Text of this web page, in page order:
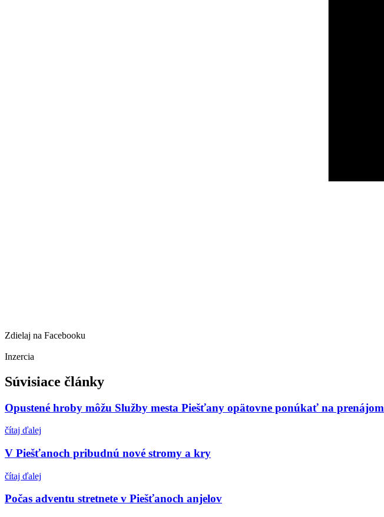
Zdielaj na Facebooku
Inzercia
Súvisiace články
Opustené hroby môžu Služby mesta Piešťany opätovne ponúkať na prenájom
čítaj ďalej
V Piešťanoch pribudnú nové stromy a kry
čítaj ďalej
Počas adventu stretnete v Piešťanoch anjelov